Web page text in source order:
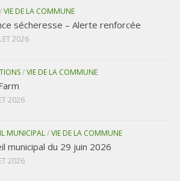
/VIE DE LA COMMUNE
sécheresse – Alerte renforcée
2026
/VIE DE LA COMMUNE
2026
MUNICIPAL/VIE DE LA COMMUNE
municipal du 29 juin 2026
2026